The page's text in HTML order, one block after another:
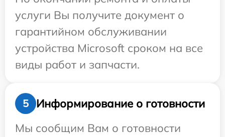
услуги Вы получите документ о
гарантийном обслуживании
устройства Microsoft сроком на все
виды работ и запчасти.
5
Информирование о готовности
Мы сообщим Вам о готовности